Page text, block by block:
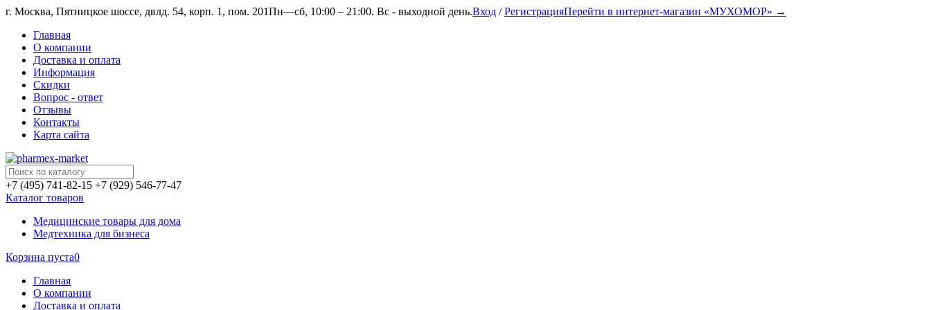
г. Москва, Пятницкое шоссе, двлд. 54, корп. 1, пом. 201Пн—сб, 10:00 – 21:00. Вс - выходной день.Вход /РегистрацияПерейти в интернет-магазин «МУХОМОР» →
Главная
О компании
Доставка и оплата
Информация
Скидки
Вопрос - ответ
Отзывы
Контакты
Карта сайта
+7 (495) 741-82-15 +7 (929) 546-77-47
Каталог товаров
Медицинские товары для дома
Медтехника для бизнеса
Корзина пуста0
Главная
О компании
Доставка и оплата